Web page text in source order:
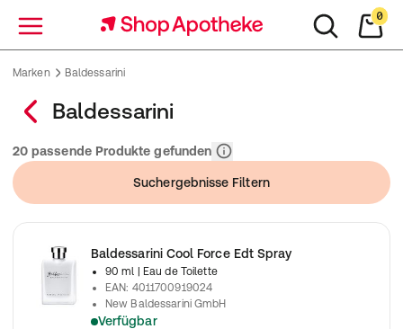
Menü
0
Marken Baldessarini
Baldessarini
20 passende Produkte gefundenRelevanz
Suchergebnisse Filtern
Baldessarini Cool Force Edt Spray
90 ml
| Eau de Toilette
EAN: 4011700919024
New Baldessarini GmbH
Verfügbar